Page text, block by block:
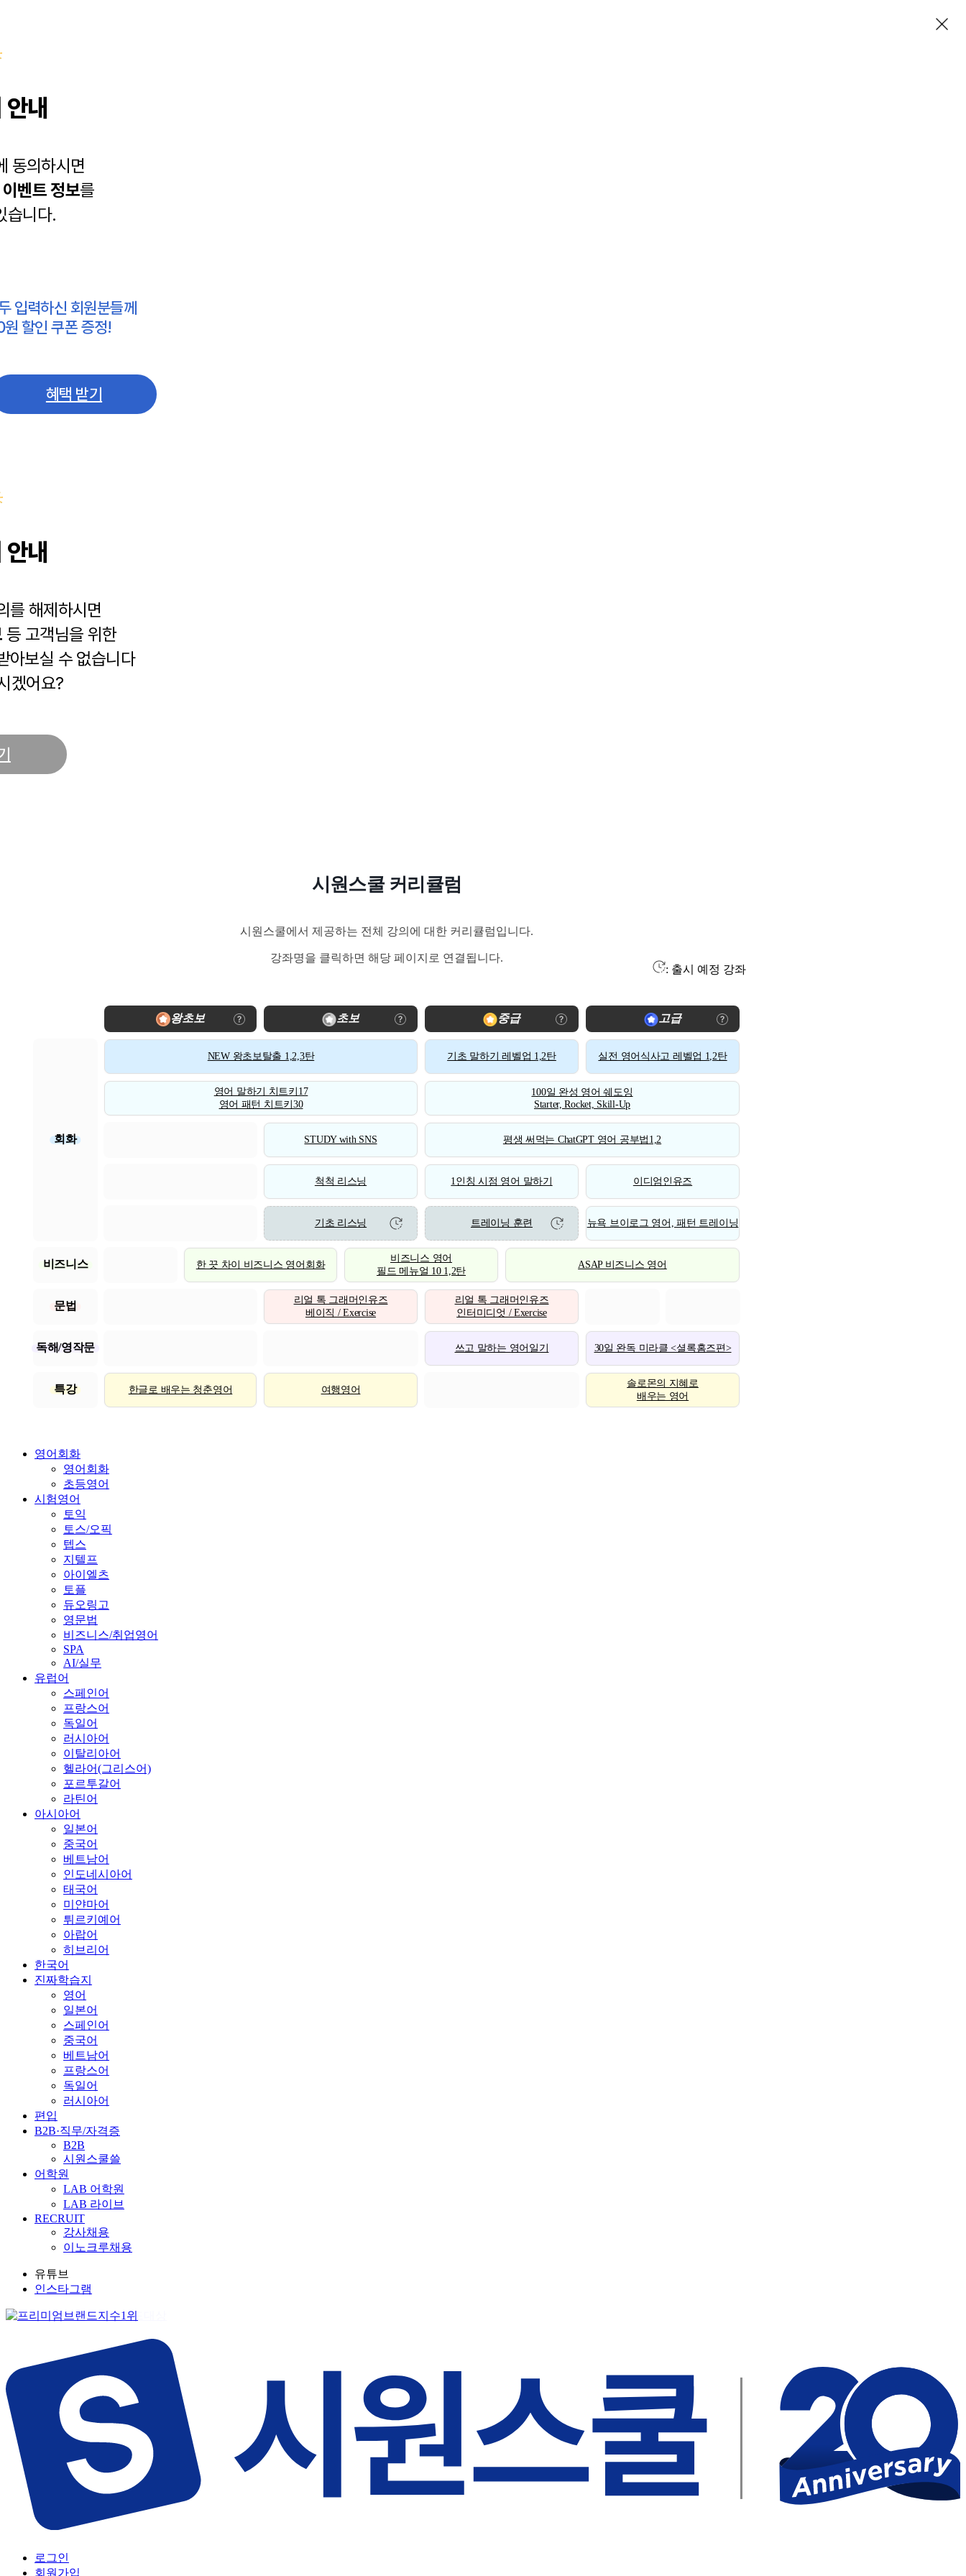
내
동의하시면
이벤트 정보를
습니다.
입력하신 회원분들께
할인 쿠폰 증정!
혜택 받기
내
를 해제하시면
등 고객님을 위한
아보실 수 없습니다
겠어요?
시원스쿨 커리큘럼
시원스쿨에서 제공하는 전체 강의에 대한 커리큘럼입니다.
강좌명을 클릭하면 해당 페이지로 연결됩니다.
: 출시 예정 강좌
왕초보 초보 중급 고급
회화
NEW 왕초보탈출 1,2,3탄 기초 말하기 레벨업 1,2탄 실전 영어식사고 레벨업 1,2탄
영어 말하기 치트키17
영어 패턴 치트키30
100일 완성 영어 쉐도잉
Starter, Rocket, Skill-Up
STUDY with SNS 평생 써먹는 ChatGPT 영어 공부법1,2
척척 리스닝 1인칭 시점 영어 말하기 이디엄인유즈
기초 리스닝 트레이닝 훈련 뉴욕 브이로그 영어, 패턴 트레이닝
비즈니스 한 끗 차이 비즈니스 영어회화
비즈니스 영어
필드 메뉴얼 10 1,2탄
ASAP 비즈니스 영어
문법
리얼 톡 그래머인유즈
베이직 / Exercise
리얼 톡 그래머인유즈
인터미디엇 / Exercise
독해/영작문 쓰고 말하는 영어일기 30일 완독 미라클 <셜록홈즈편>
특강 한글로 배우는 청춘영어 여행영어
솔로몬의 지혜로
배우는 영어
영어회화
영어회화
초등영어
시험영어
토익
토스/오픽
텝스
지텔프
아이엘츠
토플
듀오링고
영문법
비즈니스/취업영어
SPA
AI/실무
유럽어
스페인어
프랑스어
독일어
러시아어
이탈리아어
헬라어(그리스어)
포르투갈어
라틴어
아시아어
일본어
중국어
베트남어
인도네시아어
태국어
미얀마어
튀르키예어
아랍어
히브리어
한국어
진짜학습지
영어
일본어
스페인어
중국어
베트남어
프랑스어
독일어
러시아어
편입
B2B·직무/자격증
B2B
시원스쿨쓸
어학원
LAB 어학원
LAB 라이브
RECRUIT
강사채용
이노크루채용
유튜브
인스타그램
로그인
회원가입